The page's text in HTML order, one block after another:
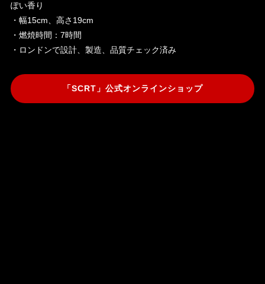
ぽい香り
・幅15cm、高さ19cm
・燃焼時間：7時間
・ロンドンで設計、製造、品質チェック済み
「SCRT」公式オンラインショップ